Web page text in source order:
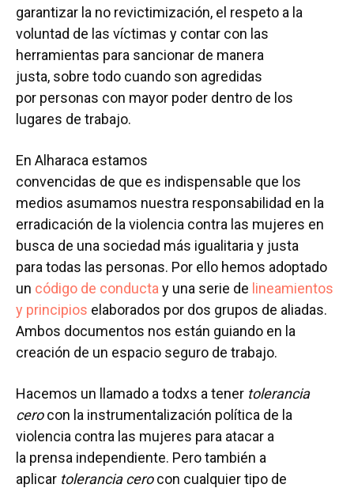
garantizar la no revictimización, el respeto a la
voluntad de las víctimas y contar con las
herramientas para sancionar de manera
justa, sobre todo cuando son agredidas
por personas con mayor poder dentro de los
lugares de trabajo.
En Alharaca estamos
convencidas de que es indispensable que los
medios asumamos nuestra responsabilidad en la
erradicación de la violencia contra las mujeres en
busca de una sociedad más igualitaria y justa
para todas las personas. Por ello hemos adoptado
un código de conducta y una serie de lineamientos
y principios elaborados por dos grupos de aliadas.
Ambos documentos nos están guiando en la
creación de un espacio seguro de trabajo.
Hacemos un llamado a todxs a tener tolerancia
cerocon la instrumentalización política de la
violencia contra las mujeres para atacar a
la prensa independiente. Pero también a
aplicar tolerancia cerocon cualquier tipo de